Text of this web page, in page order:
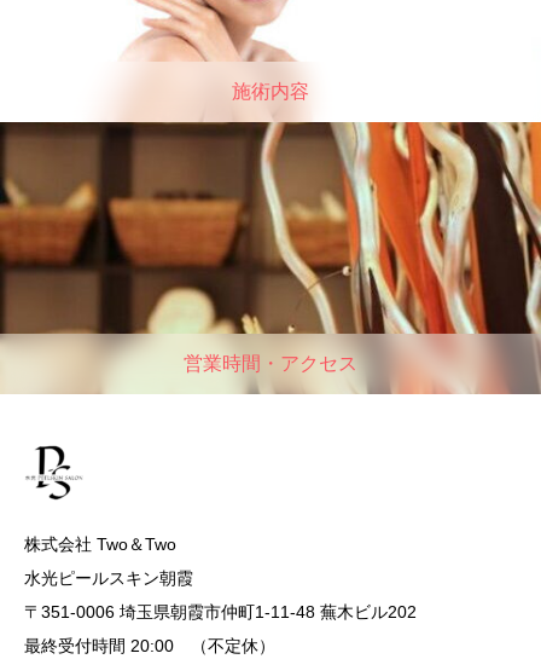
施術内容
営業時間・アクセス
株式会社 Two＆Two
水光ピールスキン朝霞
〒351-0006 埼玉県朝霞市仲町1-11-48 蕪木ビル202
最終受付時間 20:00 （不定休）